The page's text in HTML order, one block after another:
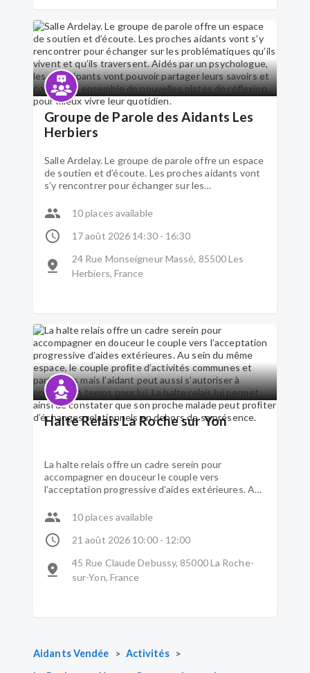
Groupe de Parole des Aidants Les
Herbiers
Salle Ardelay. Le groupe de parole offre un espace
de soutien et d’écoute. Les proches aidants vont
s’y rencontrer pour échanger sur les
Aidés par un psychologue, les participants vont
ensemble de nouvelles pistes de réflexion pour
10 places available
17 août 2026 14:30 - 16:30
24 Rue Monseigneur Massé, 85500 Les
Herbiers, France
Halte Relais La Roche sur Yon
La halte relais offre un cadre serein pour
accompagner en douceur le couple vers
l’acceptation progressive d’aides extérieures. Au
communes et partagées mais l’aidant peut aussi
relais lui permet ainsi de constater que son
relationnels en dehors de sa présence.
10 places available
21 août 2026 10:00 - 12:00
45 Rue Claude Debussy, 85000 La Roche-
sur-Yon, France
Aidants Vendée > Activités
>